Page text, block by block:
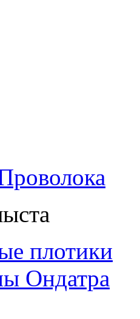
плотики
Ондатра